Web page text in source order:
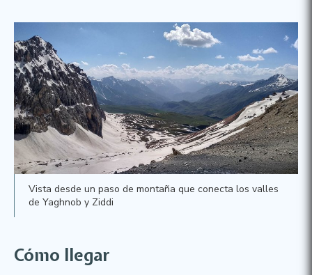
Vista desde un paso de montaña que conecta los valles
de Yaghnob y Ziddi
Cómo llegar